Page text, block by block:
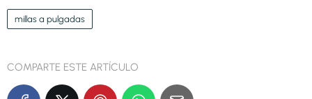
millas a pulgadas
COMPARTE ESTE ARTÍCULO